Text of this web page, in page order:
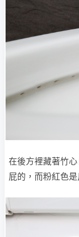
在後方裡藏著竹
屁的，而粉紅色